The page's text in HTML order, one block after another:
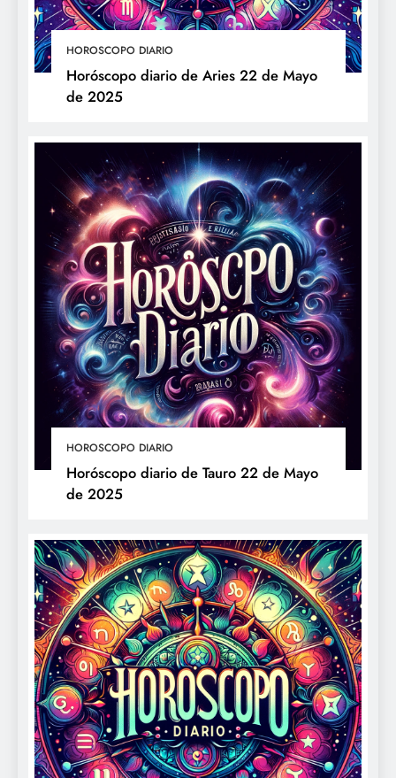
HOROSCOPO DIARIO
Horóscopo diario de Aries 22 de Mayo
de 2025
HOROSCOPO DIARIO
Horóscopo diario de Tauro 22 de Mayo
de 2025